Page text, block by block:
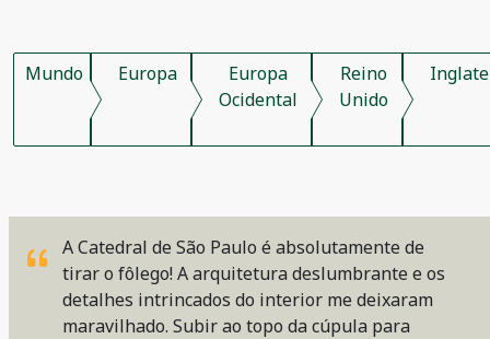
Mundo Europa
Europa
Ocidental
Reino
Unido
A Catedral de São Paulo é absolutamente de
tirar o fôlego! A arquitetura deslumbrante e os
detalhes intrincados do interior me deixaram
maravilhado. Subir ao topo da cúpula para